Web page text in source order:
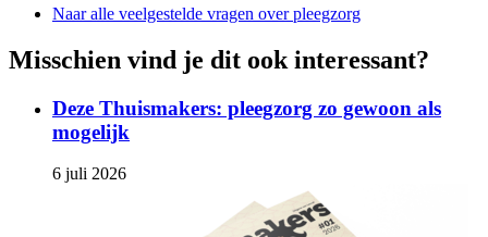
Naar alle veelgestelde vragen over pleegzorg
Misschien vind je dit ook interessant?
Deze Thuismakers: pleegzorg zo gewoon als
mogelijk
6 juli 2026